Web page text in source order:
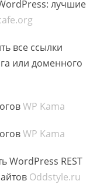
лучшие
все ссылки
или доменного
WP Kama
WP Kama
WordPress REST
Oddstyle.ru